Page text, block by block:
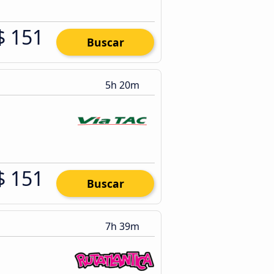
151 Buscar
5h 20m
151 Buscar
7h 39m